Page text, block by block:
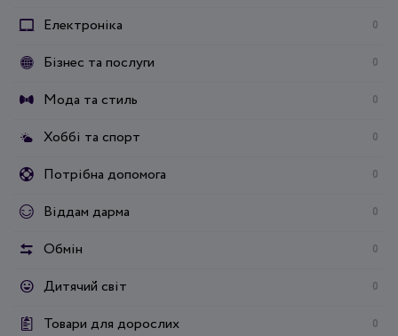
Електроніка 0
Бізнес та послуги 0
Мода та стиль 0
Хоббі та спорт 0
Потрібна допомога 0
Віддам дарма 0
Обмін 0
Дитячий світ 0
Товари для дорослих 0